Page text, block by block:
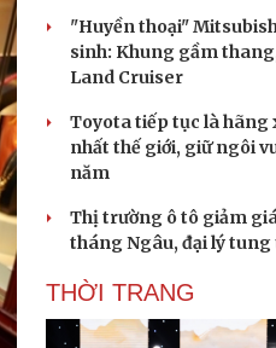
"Huyền thoại"
sinh: Khung gầm
Land Cruiser
Toyota tiếp tục là hãng
nhất thế giới, giữ ngôi
năm
Thị trường ô tô giảm
tháng Ngâu, đại lý
THỜI TRANG